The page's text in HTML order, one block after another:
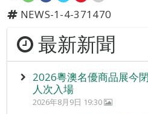
NEWS-1-4-371470
最新新聞
2026粵澳名優商品展今
人次入場
2026年8月9日 19:30